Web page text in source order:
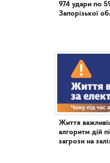
974 удари по
Запорізької
Життя
алгоритм дій
загрози на